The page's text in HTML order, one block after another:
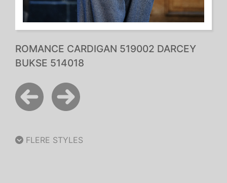
ROMANCE CARDIGAN 519002 DARCEY
BUKSE 514018
FLERE STYLES